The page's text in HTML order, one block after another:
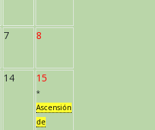
7 8
14 15
*
Ascensión
de